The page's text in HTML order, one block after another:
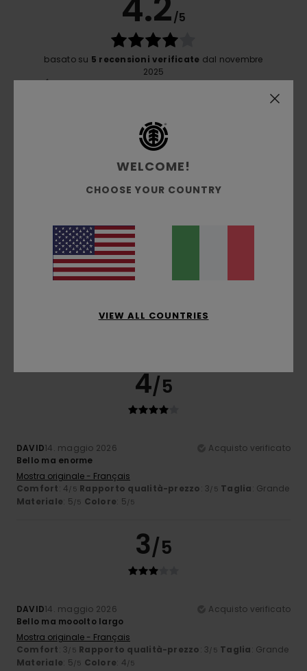
4.2/5
basato su 5 recensioni verificate dal novembre
2025
Comfort
4.4
3.8
Taglia
Troppo piccoloTroppo grande
4/5
DAVID14. maggio 2026
Acquisto verificato
Bello ma enorme
Mostra originale - Français
Comfort: 4/5 Rapporto qualità-prezzo: 3/5 Taglia: Grande
Materiale: 5/5 Colore: 5/5
3/5
DAVID14. maggio 2026
Acquisto verificato
Bello ma mooolto largo
Mostra originale - Français
Comfort: 3/5 Rapporto qualità-prezzo: 3/5 Taglia: Grande
Materiale: 5/5 Colore: 4/5
WELCOME!
CHOOSE YOUR COUNTRY
VIEW ALL COUNTRIES